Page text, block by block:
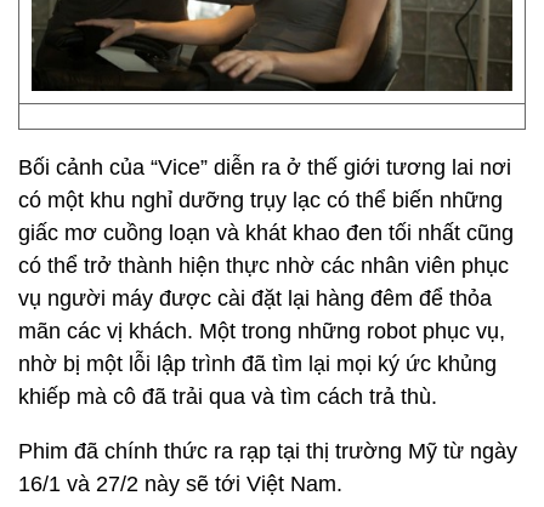
Bối cảnh của “Vice” diễn ra ở thế giới tương lai nơi
có một khu nghỉ dưỡng trụy lạc có thể biến những
giấc mơ cuồng loạn và khát khao đen tối nhất cũng
có thể trở thành hiện thực nhờ các nhân viên phục
vụ người máy được cài đặt lại hàng đêm để thỏa
mãn các vị khách. Một trong những robot phục vụ,
nhờ bị một lỗi lập trình đã tìm lại mọi ký ức khủng
khiếp mà cô đã trải qua và tìm cách trả thù.
Phim đã chính thức ra rạp tại thị trường Mỹ từ ngày
16/1 và 27/2 này sẽ tới Việt Nam.